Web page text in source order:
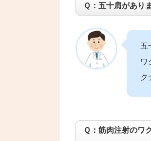
Ｑ：五十肩があり
五
ワ
ク
Ｑ：筋肉注射のワ